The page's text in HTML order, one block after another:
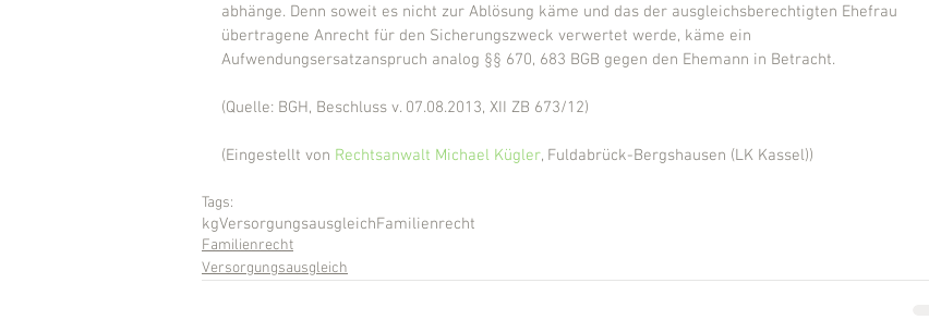
abhänge. Denn soweit es nicht zur Ablösung käme und das der ausgleichsberechtigten Ehefrau
übertragene Anrecht für den Sicherungszweck verwertet werde, käme ein
Aufwendungsersatzanspruch analog §§ 670, 683 BGB gegen den Ehemann in Betracht.
(Quelle: BGH, Beschluss v. 07.08.2013, XII ZB 673/12)
(Eingestellt von Rechtsanwalt Michael Kügler, Fuldabrück-Bergshausen (LK Kassel))
Tags:
kgVersorgungsausgleichFamilienrecht
Familienrecht
Versorgungsausgleich